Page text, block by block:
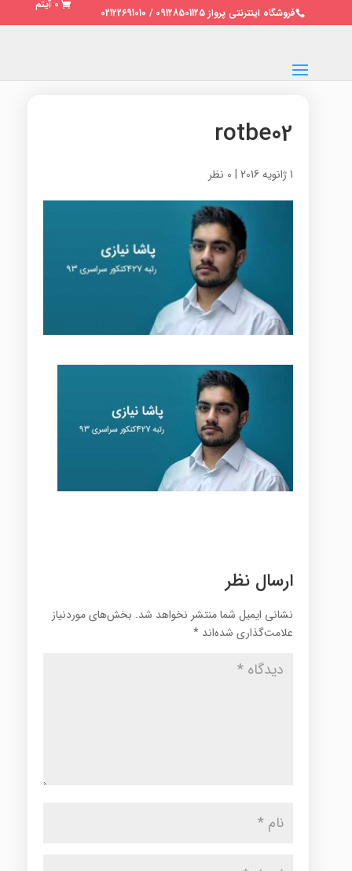
فروشگاه اینترنتی پرواز 09128501125 / 02122691010
0 آیتم
rotbe02
1 ژانویه 2016 | 0 نظر
ارسال نظر
نشانی ایمیل شما منتشر نخواهد شد. بخش‌های موردنیاز
علامت‌گذاری شده‌اند *